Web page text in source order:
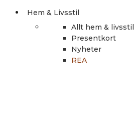
Hem & Livsstil
Allt hem & livsstil
Presentkort
Nyheter
REA